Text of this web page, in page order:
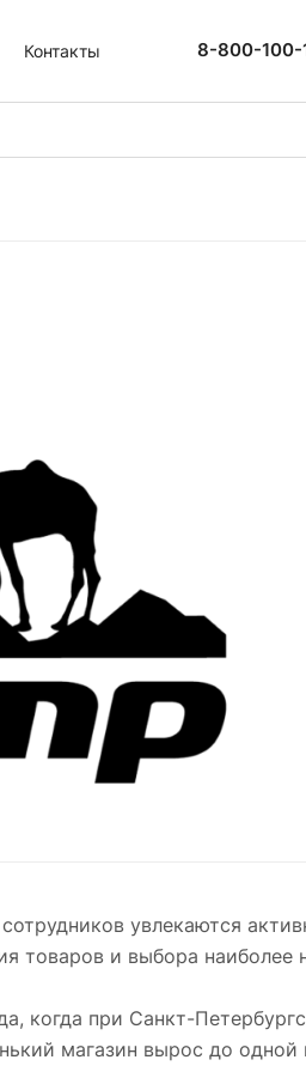
Контакты 8-800-100-
увлекаются
товаров и выбора
когда при Санкт-
магазин вырос до